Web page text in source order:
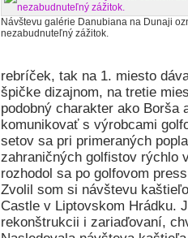
Návštevu galérie Danubiana na Dunaji
nezabudnuteľný zážitok.
rebríček, tak na 1. miesto
špičke dizajnom, na tretie
podobný charakter ako
komunikovať s výrobcami
setov sa pri primeraných
zahraničných golfistov rýchlo
rozhodol sa po golfovom
Zvolil som si návštevu
Castle v Liptovskom Hrádku.
rekonštrukcii i zariaďovaní,